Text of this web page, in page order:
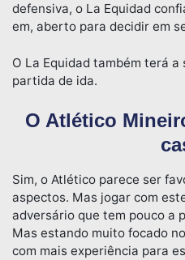
defensiva, o La Equidad
em, aberto para decidir em
O La Equidad também terá
partida de ida.
O Atlético
Sim, o Atlético parece ser
aspectos. Mas jogar com
adversário que tem pouco a
Mas estando muito focado
com mais experiência para